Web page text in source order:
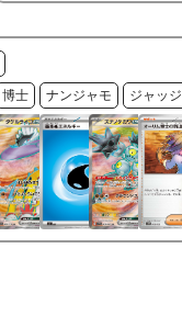
博士 ナンジャモ ジャッ